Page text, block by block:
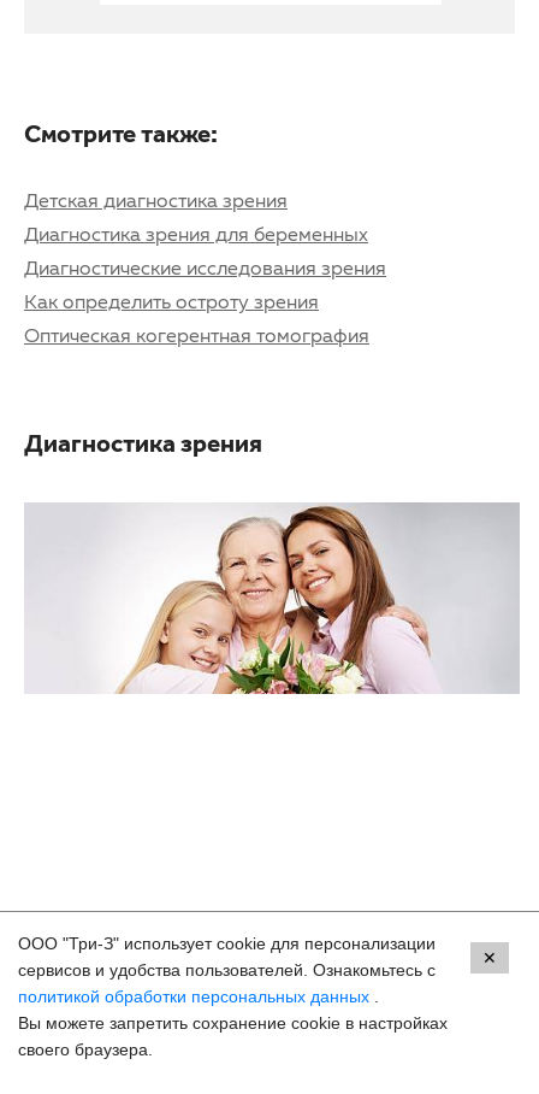
Задать вопрос
Смотрите также:
Детская диагностика зрения
Диагностика зрения для беременных
Диагностические исследования зрения
Как определить остроту зрения
Оптическая когерентная томография
Диагностика зрения
Контакты
Махачкала, пр.Имама Шамиля, д.24 а/1
8 (800) 250-33-30
ООО "Три-З" использует cookie для персонализации
сервисов и удобства пользователей. Ознакомьтесь с
политикой обработки персональных данных
Вы можете запретить сохранение cookie в настройках
своего браузера.
✕